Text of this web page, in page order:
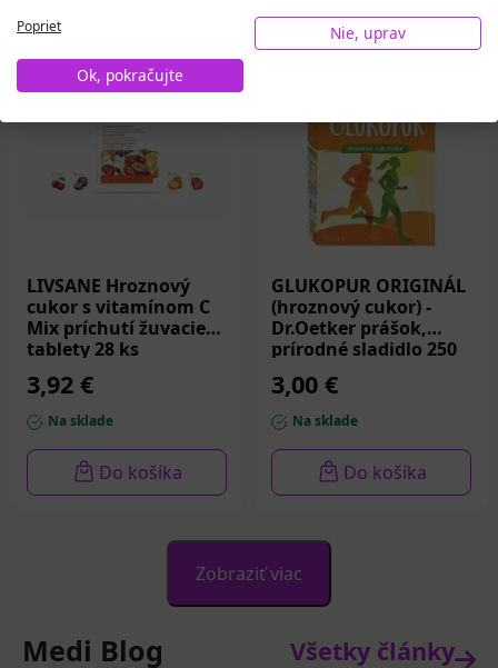
LIVSANE Hroznový
cukor s vitamínom C
Mix príchutí žuvacie
tablety 28 ks
3,92 €
Na sklade
Do košíka
GLUKOPUR ORIGINÁL
(hroznový cukor) -
Dr.Oetker prášok,
prírodné sladidlo 250
3,00 €
Na sklade
Do košíka
Zobraziť viac
Medi Blog Všetky články
Poprieť
Nie, uprav
Ok, pokračujte